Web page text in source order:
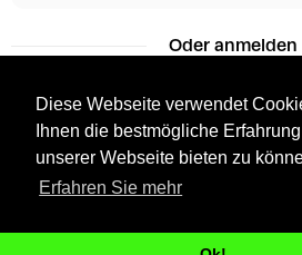
Diese Webseite verwendet
Ihnen die bestmögliche
unserer Webseite bieten zu
Erfahren Sie mehr
Oder
Facebook